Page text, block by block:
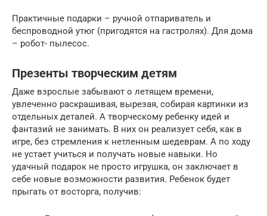
Практичные подарки – ручной отпариватель и
беспроводной утюг (пригодятся на гастролях). Для дома
– робот- пылесос.
Презенты творческим детям
Даже взрослые забывают о летящем времени,
увлеченно раскрашивая, вырезая, собирая картинки из
отдельных деталей. А творческому ребенку идей и
фантазий не занимать. В них он реализует себя, как в
игре, без стремления к нетленным шедеврам. А по ходу
не устает учиться и получать новые навыки. Но
удачный подарок не просто игрушка, он заключает в
себе новые возможности развития. Ребенок будет
прыгать от восторга, получив: